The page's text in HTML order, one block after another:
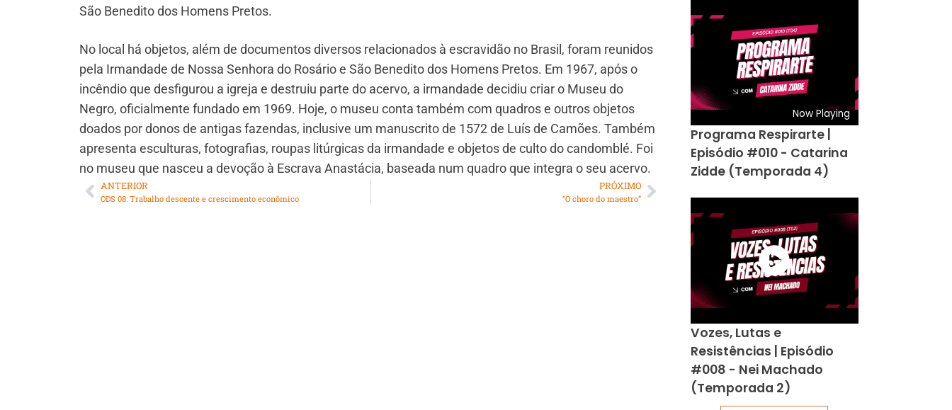
São Benedito dos Homens Pretos.
No local há objetos, além de documentos diversos relacionados à escravidão no Brasil, foram reunidos
pela Irmandade de Nossa Senhora do Rosário e São Benedito dos Homens Pretos. Em 1967, após o
incêndio que desfigurou a igreja e destruiu parte do acervo, a irmandade decidiu criar o Museu do
Negro, oficialmente fundado em 1969. Hoje, o museu conta também com quadros e outros objetos
doados por donos de antigas fazendas, inclusive um manuscrito de 1572 de Luís de Camões. Também
apresenta esculturas, fotografias, roupas litúrgicas da irmandade e objetos de culto do candomblé. Foi
no museu que nasceu a devoção à Escrava Anastácia, baseada num quadro que integra o seu acervo.
ANTERIOR
ODS 08: Trabalho descente e crescimento econômico
PRÓXIMO
“O choro do maestro”
Now Playing
Programa Respirarte |
Episódio #010 - Catarina
Zidde (Temporada 4)
Vozes, Lutas e
Resistências | Episódio
#008 - Nei Machado
(Temporada 2)